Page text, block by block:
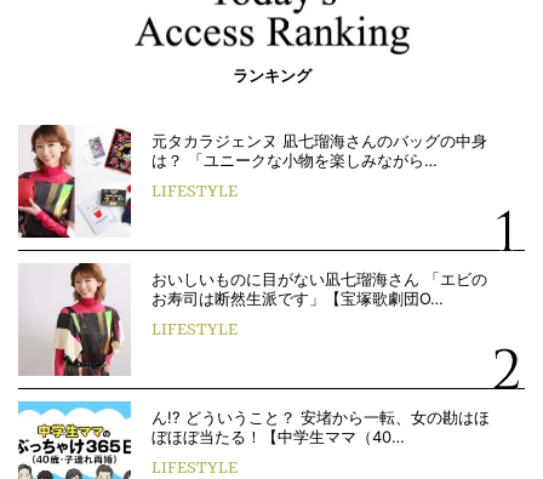
ランキング
元タカラジェンヌ 凪七瑠海さんのバッグの中身
は？ 「ユニークな小物を楽しみながら…
LIFESTYLE
おいしいものに目がない凪七瑠海さん 「エビの
お寿司は断然生派です」【宝塚歌劇団O…
LIFESTYLE
ん!? どういうこと？ 安堵から一転、女の勘はほ
ぼほぼ当たる！【中学生ママ（40…
LIFESTYLE